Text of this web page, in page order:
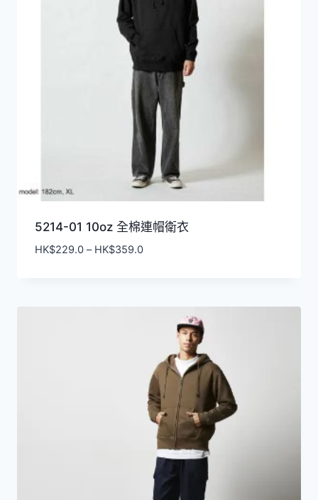
5214-01 10oz 全棉連帽衛衣
HK$229.0 – HK$359.0價
HK$229.0
HK$359.0